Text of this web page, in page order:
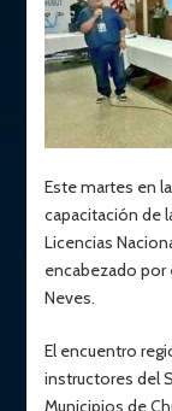
Este martes en
capacitación de
Licencias
encabezado por
Neves.
El encuentro
instructores del
Municipios de